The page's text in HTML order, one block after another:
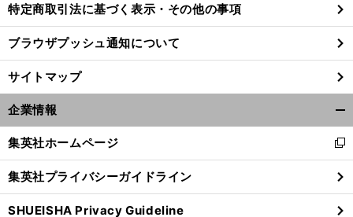
特定商取引法に基づく表示・その他の事項
ブラウザプッシュ通知について
サイトマップ
企業情報
閉
る
集英社ホームページ
新
し
い
ウ
ィ
集英社プライバシーガイドライン
SHUEISHA Privacy Guideline